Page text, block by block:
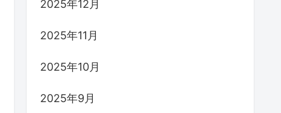
2025年12月
2025年11月
2025年10月
2025年9月